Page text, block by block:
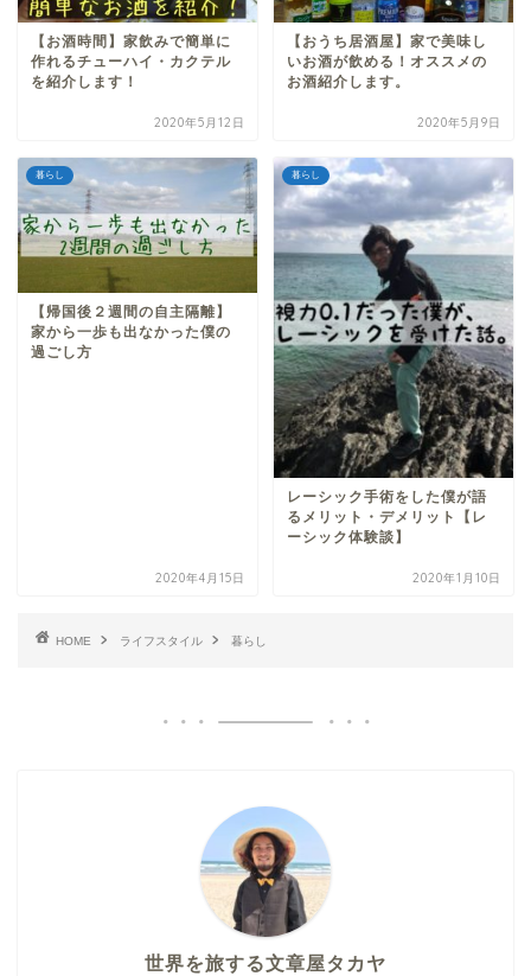
【お酒時間】家飲みで簡単に
作れるチューハイ・カクテル
を紹介します！
2020年5月12日
【おうち居酒屋】家で美味し
いお酒が飲める！オススメの
お酒紹介します。
2020年5月9日
暮らし
【帰国後２週間の自主隔離】
家から一歩も出なかった僕の
過ごし方
2020年4月15日
暮らし
レーシック手術をした僕が語
るメリット・デメリット【レ
ーシック体験談】
2020年1月10日
HOME ライフスタイル 暮らし
世界を旅する文章屋タカヤ